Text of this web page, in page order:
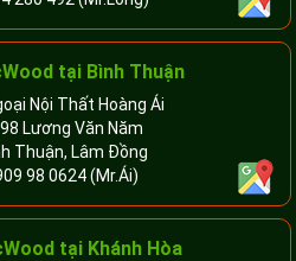
tại Bình Thuận
Nội Thất Hoàng Ái
Lương Văn Năm
Thuận, Lâm Đồng
98 0624(Mr.Ái)
tại Khánh Hòa